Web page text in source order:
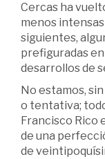
Cercas ha
menos
siguientes,
prefiguradas
desarrollos de
No estamos,
o tentativa;
Francisco Rico
de una
de